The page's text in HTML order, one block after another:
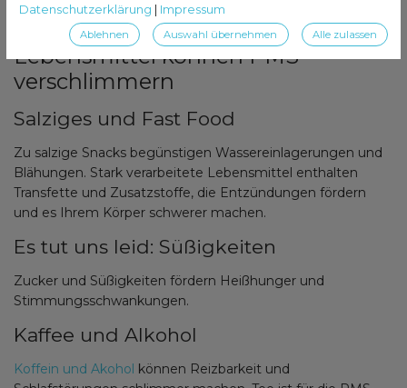
Foto vonSvitlanaauf
Bitte vermeiden: Diese
Lebensmittel können PMS
verschlimmern
Salziges und Fast Food
Zu salzige Snacks begünstigen Wassereinlagerungen und
Blähungen. Stark verarbeitete Lebensmittel enthalten
Transfette und Zusatzstoffe, die Entzündungen fördern
und es Ihrem Körper schwerer machen.
Es tut uns leid: Süßigkeiten
Zucker und Süßigkeiten fördern Heißhunger und
Stimmungsschwankungen.
Kaffee und Alkohol
Koffein und Akohol können Reizbarkeit und
Datenschutzerklärung | Impressum
Ablehnen Auswahl übernehmen Alle zulassen